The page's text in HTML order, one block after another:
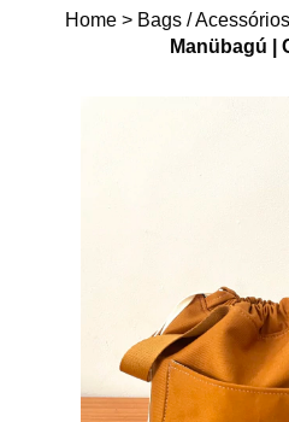
Home > Bags / Acessórios
Manübagú |